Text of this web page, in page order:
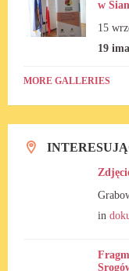
w
15
19
MORE GALLERIES
in